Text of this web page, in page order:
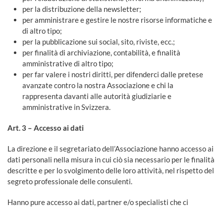
per la distribuzione della newsletter;
per amministrare e gestire le nostre risorse informatiche e
di altro tipo;
per la pubblicazione sui social, sito, riviste, ecc.;
per finalità di archiviazione, contabilità, e finalità
amministrative di altro tipo;
per far valere i nostri diritti, per difenderci dalle pretese
avanzate contro la nostra Associazione e chi la
rappresenta davanti alle autorità giudiziarie e
amministrative in Svizzera.
Art. 3 – Accesso ai dati
La direzione e il segretariato dell’Associazione hanno accesso ai
dati personali nella misura in cui ciò sia necessario per le finalità
descritte e per lo svolgimento delle loro attività, nel rispetto del
segreto professionale delle consulenti.
Hanno pure accesso ai dati, partner e/o specialisti che ci